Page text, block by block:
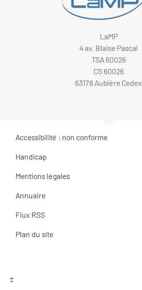
LaMP
4 av. Blaise Pascal
TSA 60026
CS 60026
63178 Aubière Cedex
Accessibilité : non conforme
Handicap
Mentions légales
Annuaire
Flux RSS
Plan du site